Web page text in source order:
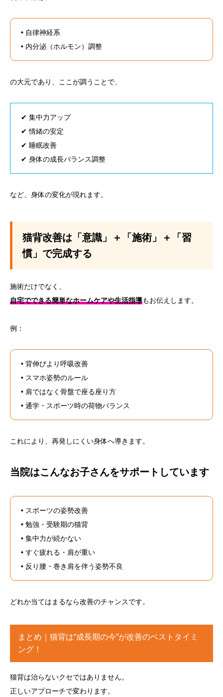
• 自律神経系
• 内分泌（ホルモン）調整
の大元であり、ここが調うことで、
✔ 集中力アップ
✔ 情緒の安定
✔ 睡眠改善
✔ 身体の成長バランス調整
など、身体の変化が現れます。
猫背改善は「意識」＋「施術」＋「習
慣」で完成する
施術だけでなく、
自宅でできる簡単なホームケアや生活指導もお伝えします。
例：
• 背伸びより呼吸改善
• スマホ姿勢のルール
• 肩ではなく骨盤で座る座り方
• 通学・スポーツ時の荷物バランス
これにより、再発しにくい身体へ導きます。
当院はこんなお子さんをサポートしています
• スポーツの姿勢改善
• 勉強・受験期の猫背
• 集中力が続かない
• すぐ疲れる・肩が重い
• 反り腰・巻き肩を伴う姿勢不良
どれか当てはまるなら改善のチャンスです。
まとめ｜猫背は“成長期の今”が改善のベストタイミ
ング！
猫背は治らないクセではありません。
正しいアプローチで変わります。